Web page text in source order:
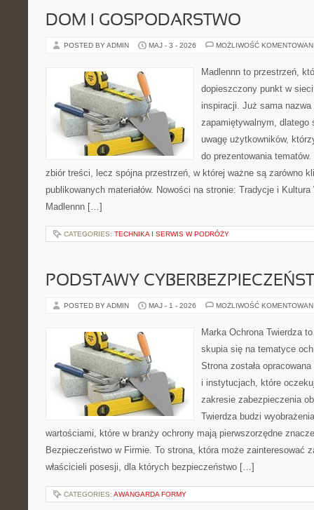
DOM I GOSPODARSTWO
POSTED BY ADMIN MAJ - 3 - 2026 MOŻLIWOŚĆ
Madlennn to przestrzeń,
dopieszczony punkt w
inspiracji. Już sama
zapamiętywalnym, dlatego
uwagę użytkowników,
do prezentowania
zbiór treści, lecz spójna przestrzeń, w której ważne są zarówno
publikowanych materiałów. Nowości na stronie: Tradycje i
Madlennn […]
CATEGORIES: TECHNIKA I SERWIS W PODRÓŻY
PODSTAWY
POSTED BY ADMIN MAJ - 1 - 2026 MOŻLIWOŚĆ
Marka Ochrona Twierdza
skupia się na tematyce
Strona została
i instytucjach, które
zakresie zabezpieczenia
Twierdza budzi
wartościami, które w branży ochrony mają pierwszorzędne
Bezpieczeństwo w Firmie. To strona, która może zainteresować
właścicieli posesji, dla których bezpieczeństwo […]
CATEGORIES: AWANGARDA FORMY